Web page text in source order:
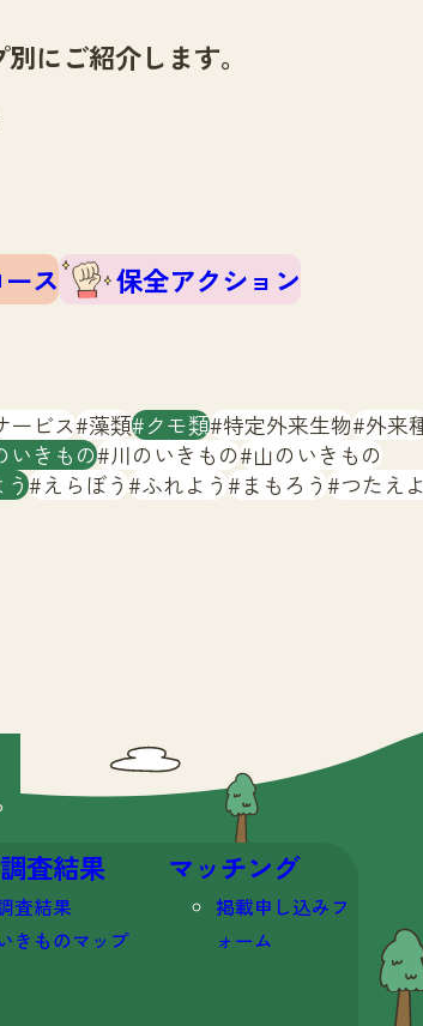
にご紹介します。
ス
保全アクション
ービス 藻類 クモ類 特定外来生物 外来
いきもの 川のいきもの 山のいきもの
う えらぼう ふれよう まもろう つたえ
査結果
査結果
きものマップ
マッチング
掲載申し込みフ
ォーム